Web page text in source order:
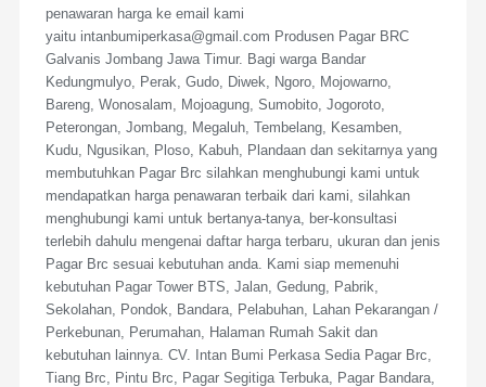
penawaran harga ke email kami
yaitu intanbumiperkasa@gmail.com Produsen Pagar BRC
Galvanis Jombang Jawa Timur. Bagi warga Bandar
Kedungmulyo, Perak, Gudo, Diwek, Ngoro, Mojowarno,
Bareng, Wonosalam, Mojoagung, Sumobito, Jogoroto,
Peterongan, Jombang, Megaluh, Tembelang, Kesamben,
Kudu, Ngusikan, Ploso, Kabuh, Plandaan dan sekitarnya yang
membutuhkan Pagar Brc silahkan menghubungi kami untuk
mendapatkan harga penawaran terbaik dari kami, silahkan
menghubungi kami untuk bertanya-tanya, ber-konsultasi
terlebih dahulu mengenai daftar harga terbaru, ukuran dan jenis
Pagar Brc sesuai kebutuhan anda. Kami siap memenuhi
kebutuhan Pagar Tower BTS, Jalan, Gedung, Pabrik,
Sekolahan, Pondok, Bandara, Pelabuhan, Lahan Pekarangan /
Perkebunan, Perumahan, Halaman Rumah Sakit dan
kebutuhan lainnya. CV. Intan Bumi Perkasa Sedia Pagar Brc,
Tiang Brc, Pintu Brc, Pagar Segitiga Terbuka, Pagar Bandara,